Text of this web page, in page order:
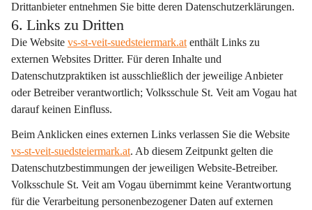
Drittanbieter entnehmen Sie bitte deren Datenschutzerklärungen.
6. Links zu Dritten
Die Website vs-st-veit-suedsteiermark.at enthält Links zu
externen Websites Dritter. Für deren Inhalte und
Datenschutzpraktiken ist ausschließlich der jeweilige Anbieter
oder Betreiber verantwortlich; Volksschule St. Veit am Vogau hat
darauf keinen Einfluss.
Beim Anklicken eines externen Links verlassen Sie die Website
vs-st-veit-suedsteiermark.at. Ab diesem Zeitpunkt gelten die
Datenschutzbestimmungen der jeweiligen Website-Betreiber.
Volksschule St. Veit am Vogau übernimmt keine Verantwortung
für die Verarbeitung personenbezogener Daten auf externen